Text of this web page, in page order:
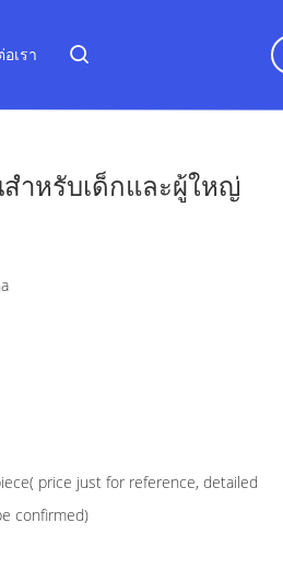
เรา
ำหรับเด็กและผู้ใหญ่
price just for reference, detailed
confirmed)